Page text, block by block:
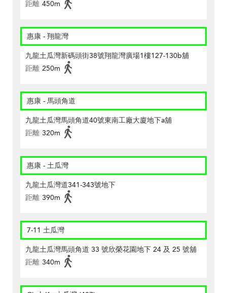
距離 450m
惠康 - 翔龍灣
九龍土瓜灣新碼頭街38號翔龍灣廣場1樓127-130b舖
距離 250m
惠康 - 馬頭角道
九龍土瓜灣馬頭角道40號東南工廠大廈地下a舖
距離 320m
惠康 - 土瓜灣
九龍土瓜灣道341-343號地下
距離 390m
7-11 土瓜灣
九龍土瓜灣馬頭角道 33 號欣榮花園地下 24 及 25 號舖
距離 340m